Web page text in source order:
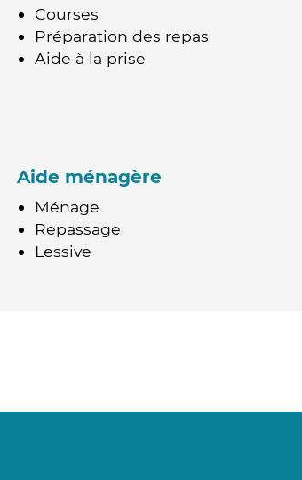
Courses
Préparation des repas
Aide à la prise
Aide ménagère
Ménage
Repassage
Lessive